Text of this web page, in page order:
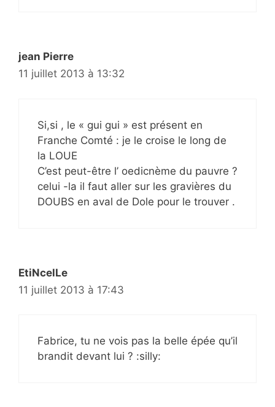
jean Pierre
11 juillet 2013 à 13:32
Si,si , le « gui gui » est présent en
Franche Comté : je le croise le long de
la LOUE
C’est peut-être l’ oedicnème du pauvre ?
celui -la il faut aller sur les gravières du
DOUBS en aval de Dole pour le trouver .
EtiNcelLe
11 juillet 2013 à 17:43
Fabrice, tu ne vois pas la belle épée qu’il
brandit devant lui ? :silly: